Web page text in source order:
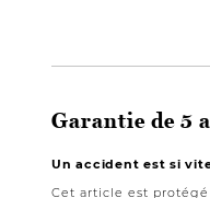
Garantie de 5
Un accident est si
Cet article est